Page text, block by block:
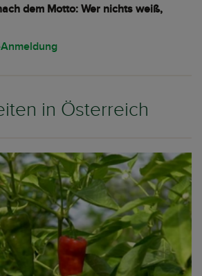
dem Motto: Wer nichts weiß,
in Österreich